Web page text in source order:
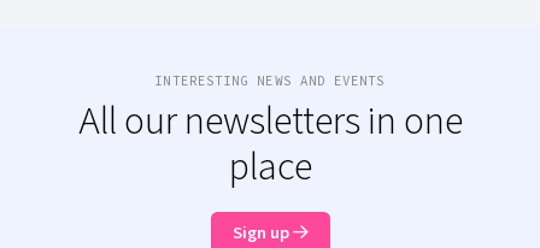
INTERESTING NEWS AND EVENTS
All our newsletters in one
place
Sign up